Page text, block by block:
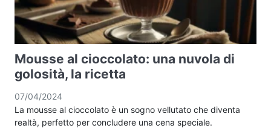
Mousse al cioccolato: una nuvola di
golosità, la ricetta
07/04/2024
La mousse al cioccolato è un sogno vellutato che diventa
realtà, perfetto per concludere una cena speciale.